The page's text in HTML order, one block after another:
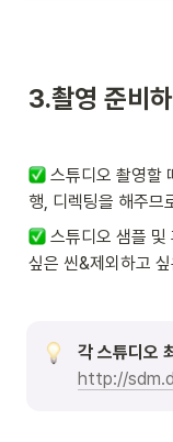
3.촬영 준비하
스튜디오 촬영할
행, 디렉팅을 해주므
스튜디오 샘플 및
싶은 씬&제외하고
각 스튜디오
http://